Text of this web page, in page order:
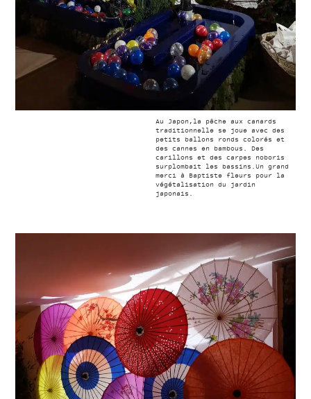
Au Japon,la pêche aux canards
traditionnelle se joue avec des
petits ballons ronds colorés et
des cannes en bambous. Des
carillons et des carpes noboris
surplombait les bassins.Un grand
merci à Baptiste fleurs pour la
végétalisation du jardin
japonais.